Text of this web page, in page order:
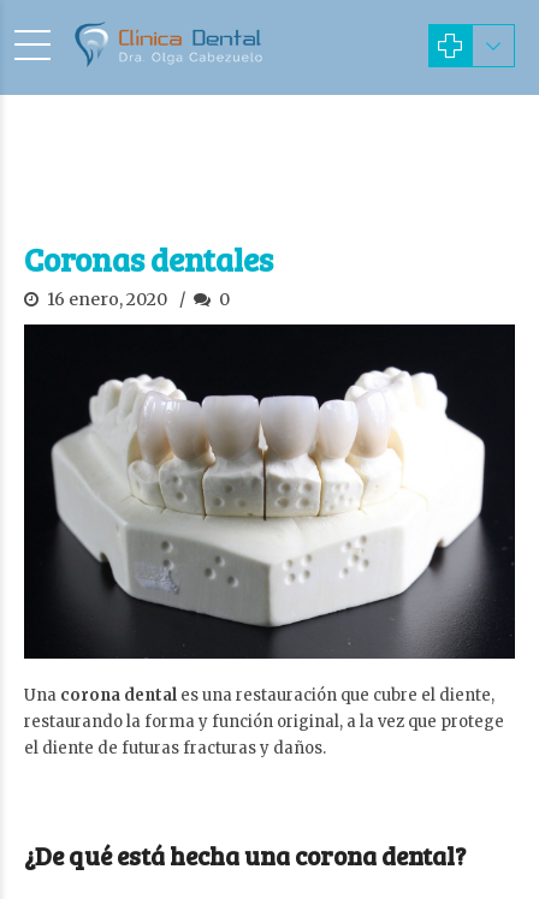
Coronas dentales
16 enero, 2020 0
Una corona dental es una restauración que cubre el diente,
restaurando la forma y función original, a la vez que protege
el diente de futuras fracturas y daños.
¿De qué está hecha una corona dental?